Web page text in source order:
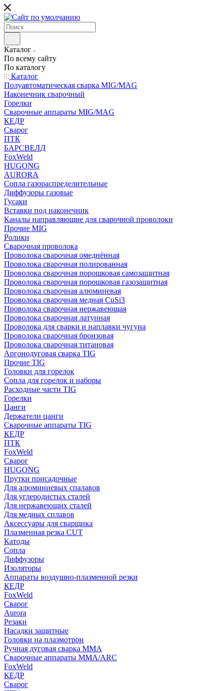
Каталог
По всему сайту
По каталогу
Каталог
Полуавтоматическая сварка MIG/MAG
Наконечник сварочный
Горелки
Сварочные аппараты MIG/MAG
КЕДР
Сварог
ПТК
БАРСВЕЛД
FoxWeld
HUGONG
AURORA
Сопла газораспределительные
Диффузоры газовые
Гусаки
Вставки под наконечник
Каналы направляющие для сварочной проволоки
Прочие MIG
Ролики
Cварочная проволока
Проволока сварочная омеднённая
Проволока сварочная полированная
Проволока сварочная порошковая самозащитная
Проволока сварочная порошковая газозащитная
Проволока сварочная алюминевая
Проволока сварочная медная CuSi3
Проволока сварочная нержавеющая
Проволока сварочная латунная
Проволока для сварки и наплавки чугуна
Проволока сварочная бронзовая
Проволока сварочная титановая
Аргонодуговая сварка TIG
Прочие TIG
Головки для горелок
Сопла для горелок и наборы
Расходные части TIG
Горелки
Цанги
Держатели цанги
Сварочные аппараты TIG
КЕДР
ПТК
FoxWeld
Сварог
HUGONG
Прутки присадочные
Для алюминиевых спалавов
Для углеродистых сталей
Для нержавеющих сталей
Для медных сплавов
Аксессуары для сварщика
Плазменная резка CUT
Катоды
Сопла
Диффузоры
Изоляторы
Аппараты воздушно-плазменной резки
КЕДР
FoxWeld
Сварог
Aurora
Резаки
Насадки защитные
Головки на плазмотрон
Ручная дуговая сварка MMA
Сварочные аппараты MMA/ARC
FoxWeld
КЕДР
Сварог